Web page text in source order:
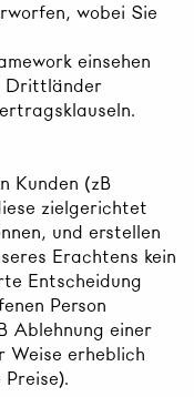
wobei Sie
einsehen
Drittländer
Kunden (zB
zielgerichtet
und erstellen
Erachtens kein
Entscheidung
Person
Ablehnung einer
Weise erheblich